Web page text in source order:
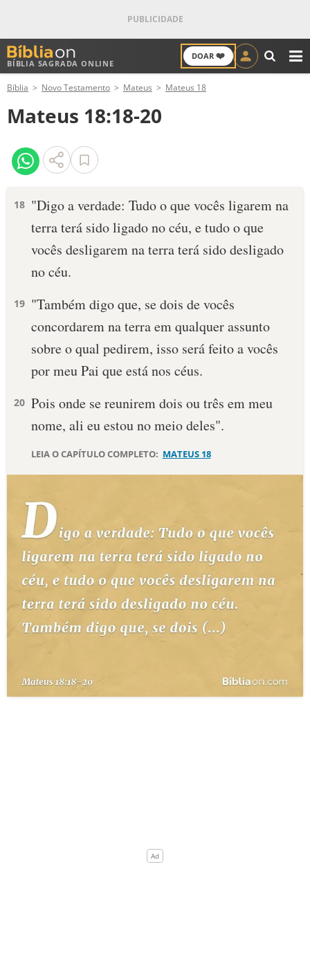
BÍBLIA SAGRADA ONLINE
DOAR ❤️
ANTIGO TESTAMENTO
NOVO TESTAMENTO
VERSÍCULOS
PALAVRA DO DIA
SALMO DO DIA
DEVOCIONAL DIÁRIO
10 MANDAMENTOS
ESTUDOS BÍBLICOS
ESBOÇOS DE PREGAÇÃO
PERGUNTE À BÍBLIA IA
TERMO BÍBLICO
QUEM SOMOS
LOJA BÍBLIAON
Bíblia Novo Testamento Mateus Mateus 18
Mateus 18:18-20
18 "Digo a verdade: Tudo o que vocês ligarem na
terra terá sido ligado no céu, e tudo o que
vocês desligarem na terra terá sido desligado
no céu.
19 "Também digo que, se dois de vocês
concordarem na terra em qualquer assunto
sobre o qual pedirem, isso será feito a vocês
por meu Pai que está nos céus.
20 Pois onde se reunirem dois ou três em meu
nome, ali eu estou no meio deles".
LEIA O CAPÍTULO COMPLETO: MATEUS 18